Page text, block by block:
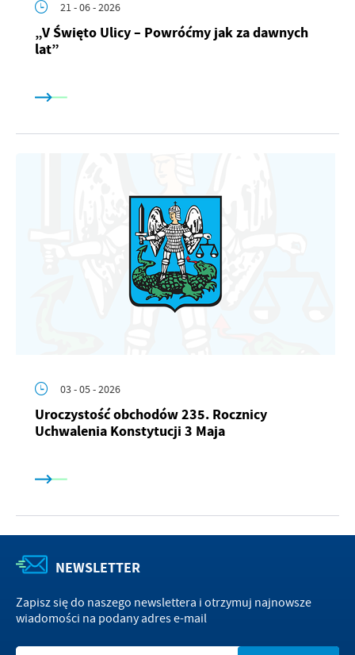
21 - 06 - 2026
„V Święto Ulicy – Powróćmy jak za dawnych
lat”
03 - 05 - 2026
Uroczystość obchodów 235. Rocznicy
Uchwalenia Konstytucji 3 Maja
NEWSLETTER
Zapisz się do naszego newslettera i otrzymuj najnowsze
wiadomości na podany adres e-mail